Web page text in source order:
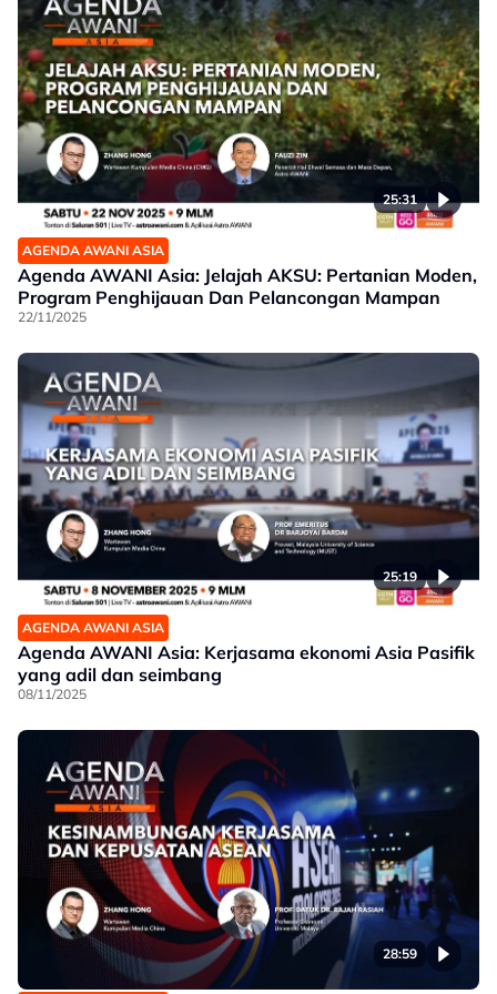
25:31
AGENDA AWANI ASIA
Agenda AWANI Asia: Jelajah AKSU: Pertanian Moden,
Program Penghijauan Dan Pelancongan Mampan
22/11/2025
25:19
AGENDA AWANI ASIA
Agenda AWANI Asia: Kerjasama ekonomi Asia Pasifik
yang adil dan seimbang
08/11/2025
28:59